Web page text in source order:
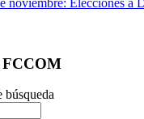
noviembre: Elecciones a
FCCOM
búsqueda